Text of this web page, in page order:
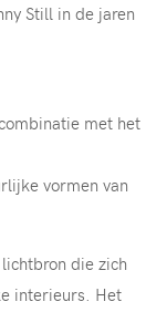
Still in de jaren
met het
vormen van
die zich
interieurs. Het